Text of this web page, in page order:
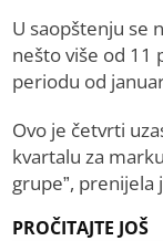
U saopštenju se
nešto više od 11
periodu od
Ovo je četvrti
kvartalu za
grupe”, prenijela
PROČITAJTE JOŠ